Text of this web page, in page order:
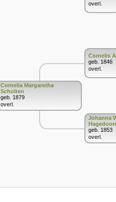
Cornelia Margaretha
Scholten
geb. 1879
overl.
overl.
Cornelis
geb. 1846
overl.
Johanna
geb. 1853
overl.